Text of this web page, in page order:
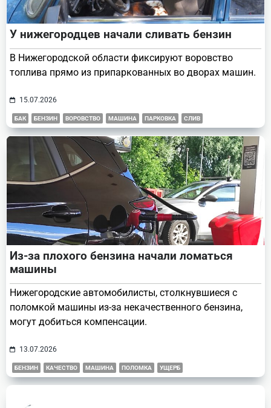
У нижегородцев начали сливать бензин
В Нижегородской области фиксируют воровство
топлива прямо из припаркованных во дворах машин.
15.07.2026
БАК БЕНЗИН ВОРОВСТВО МАШИНА ПАРКОВКА СЛИВ
Из-за плохого бензина начали ломаться
машины
Нижегородские автомобилисты, столкнувшиеся с
поломкой машины из-за некачественного бензина,
могут добиться компенсации.
13.07.2026
БЕНЗИН КАЧЕСТВО МАШИНА ПОЛОМКА УЩЕРБ